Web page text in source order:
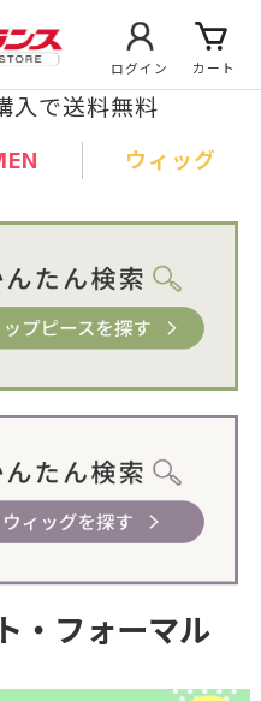
ログイン カート
入で送料無料
ウィッグ
・フォーマル